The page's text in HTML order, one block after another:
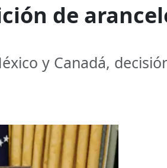
de
y Canadá,